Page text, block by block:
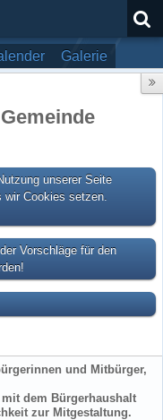
Galerie
unserer Seite
wir Cookies setzen.
Vorschläge für den
und Mitbürger,
dem Bürgerhaushalt
zur Mitgestaltung.